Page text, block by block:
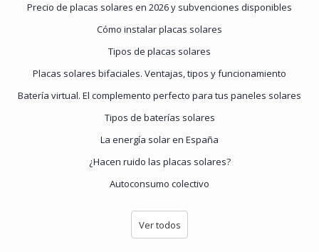
Precio de placas solares en 2026 y subvenciones disponibles
Cómo instalar placas solares
Tipos de placas solares
Placas solares bifaciales. Ventajas, tipos y funcionamiento
Batería virtual. El complemento perfecto para tus paneles solares
Tipos de baterías solares
La energía solar en España
¿Hacen ruido las placas solares?
Autoconsumo colectivo
Ver todos